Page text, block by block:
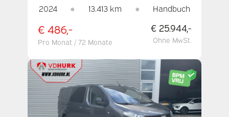
KLIMAANLAGE
2024 ● 13.413 km ● Handbuch
€ 486,-
Pro Monat / 72 Monate
€ 25.944,-
Ohne MwSt.